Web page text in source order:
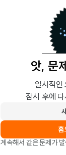
앗, 문
일시적인
잠시 후에
홈
계속해서 같은 문제가